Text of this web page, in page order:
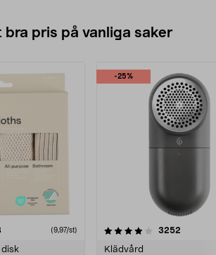
bra pris på vanliga saker
(9,97/st)
disk
-25%
3252
Klädvård
4.5av 5 stjärnor